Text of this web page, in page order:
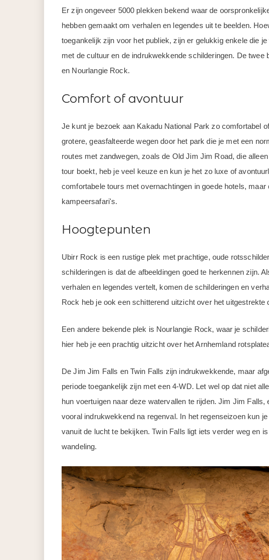
Er zijn ongeveer 5000 plekken bekend waar de
hebben gemaakt om verhalen en legendes uit te beelden.
toegankelijk zijn voor het publiek, zijn er gelukkig enkele die
met de cultuur en de indrukwekkende schilderingen. De
en Nourlangie Rock.
Comfort of avontuur
Je kunt je bezoek aan Kakadu National Park zo comfortabel
grotere, geasfalteerde wegen door het park die je met een
routes met zandwegen, zoals de Old Jim Jim Road, die
tour boekt, heb je veel keuze en kun je het zo luxe of
comfortabele tours met overnachtingen in goede hotels,
kampeersafari's.
Hoogtepunten
Ubirr Rock is een rustige plek met prachtige, oude
schilderingen is dat de afbeeldingen goed te herkennen zijn.
verhalen en legendes vertelt, komen de schilderingen en
Rock heb je ook een schitterend uitzicht over het uitgestrekte
Een andere bekende plek is Nourlangie Rock, waar je
hier heb je een prachtig uitzicht over het Arnhemland
De Jim Jim Falls en Twin Falls zijn indrukwekkende, maar
periode toegankelijk zijn met een 4-WD. Let wel op dat niet
hun voertuigen naar deze watervallen te rijden. Jim Jim Falls,
vooral indrukwekkend na regenval. In het regenseizoen kun
vanuit de lucht te bekijken. Twin Falls ligt iets verder weg en
wandeling.